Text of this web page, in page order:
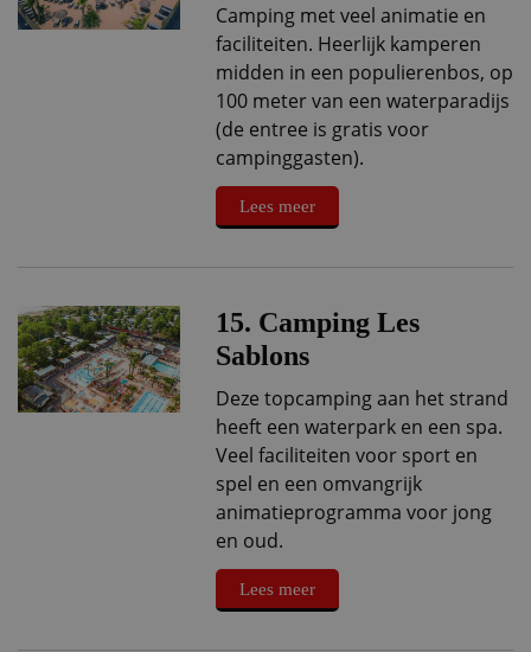
Camping met veel animatie en
faciliteiten. Heerlijk kamperen
midden in een populierenbos, op
100 meter van een waterparadijs
(de entree is gratis voor
campinggasten).
Lees meer
15. Camping Les
Sablons
Deze topcamping aan het strand
heeft een waterpark en een spa.
Veel faciliteiten voor sport en
spel en een omvangrijk
animatieprogramma voor jong
en oud.
Lees meer